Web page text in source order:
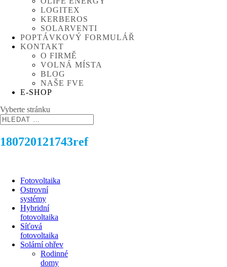
LOGITEX
KERBEROS
SOLARVENTI
POPTÁVKOVÝ FORMULÁŘ
KONTAKT
O FIRMĚ
VOLNÁ MÍSTA
BLOG
NAŠE FVE
E-SHOP
Vyberte stránku
180720121743ref
Fotovoltaika
Ostrovní
systémy
Hybridní
fotovoltaika
Síťová
fotovoltaika
Solární ohřev
Rodinné
domy